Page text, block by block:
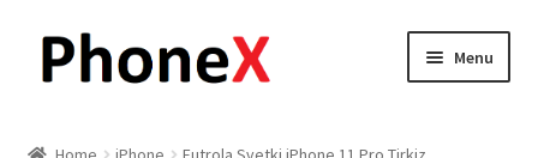
Skip
Skip
Menu